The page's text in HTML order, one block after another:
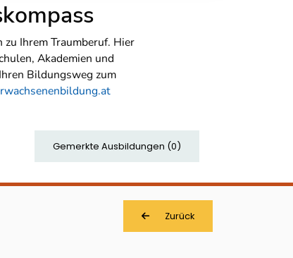
Ihrem Traumberuf. Hier
Akademien und
Bildungsweg zum
Gemerkte Ausbildungen (0)
Zurück